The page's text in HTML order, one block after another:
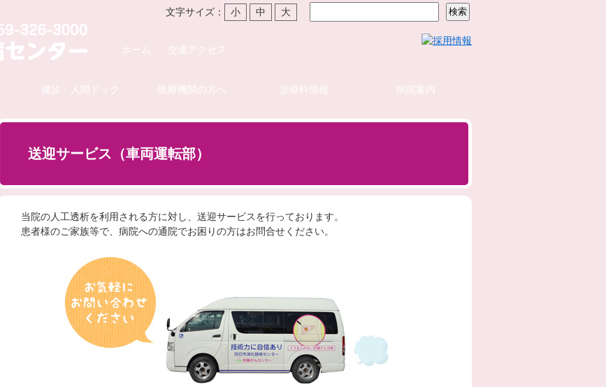
文字サイズ： 小 中 大
ホーム 交通アクセス
健診・人間ドック 医療機関の方へ 診療科情報 病院案内
送迎サービス（車両運転部）
当院の人工透析を利用される方に対し、送迎サービスを行っております。
患者様のご家族等で、病院への通院でお困りの方はお問合せください。